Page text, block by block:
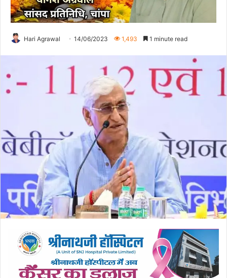
Hari Agrawal 14/06/2023 1,493 1 minute read